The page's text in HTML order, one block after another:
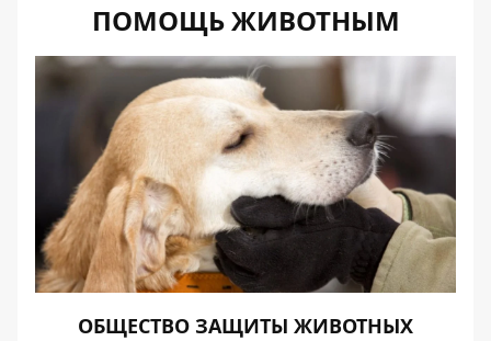
ПОМОЩЬ ЖИВОТНЫМ
ОБЩЕСТВО ЗАЩИТЫ ЖИВОТНЫХ